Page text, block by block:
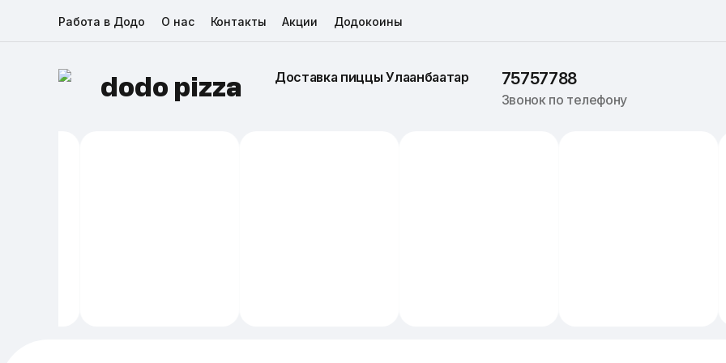
Работа в Додо О нас Контакты Акции Додокоины
dodo pizza Доставка пиццы Улаанбаатар 75757788
Звонок по телефону